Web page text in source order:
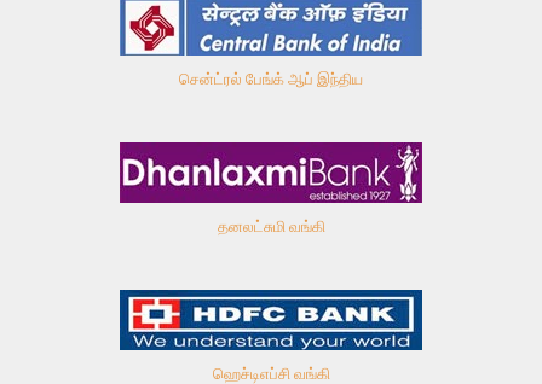
சென்ட்ரல் பேங்க் ஆப் இந்திய
தனலட்சுமி வங்கி
ஹெச்டிஎப்சி வங்கி